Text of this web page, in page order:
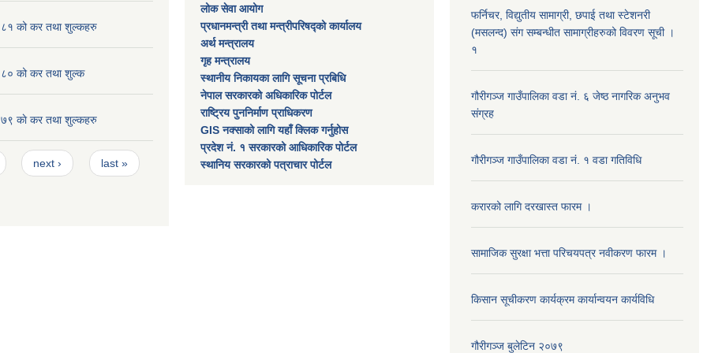
को कर तथा शुल्कहरु
को कर तथा शुल्क
काे कर तथा शुल्कहरु
next › last »
लोक सेवा आयोग
प्रधानमन्त्री तथा मन्त्रीपरिषद्को कार्यालय
अर्थ मन्त्रालय
गृह मन्त्रालय
स्थानीय निकायका लागि सूचना प्रबिधि
नेपाल सरकारको अधिकारिक पोर्टल
राष्ट्रिय पुननिर्माण प्राधिकरण
GIS नक्साको लागि यहाँ क्लिक गर्नुहोस
प्रदेश नं. १ सरकारको आधिकारिक पोर्टल
स्थानिय सरकारको पत्राचार पोर्टल
फर्निचर, विद्युतीय सामाग्री, छपाई तथा स्टेशनरी
(मसलन्द) संग सम्बन्धीत सामाग्रीहरुको विवरण सूची ।
१
गौरीगञ्‍ज गाउँपालिका वडा नं. ६ जेष्ठ नागरिक अनुभव
संग्रह
गौरीगञ्‍ज गाउँपालिका वडा नं. १ वडा गतिविधि
करारको लागि दरखास्त फारम ।
सामाजिक सुरक्षा भत्ता परिचयपत्र नवीकरण फारम ।
किसान सूचीकरण कार्यक्रम कार्यान्वयन कार्यविधि
गौरीगञ्‍ज बुलेटिन २०७९